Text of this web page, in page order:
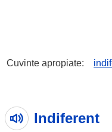
Cuvinte apropiate:
Indiferent